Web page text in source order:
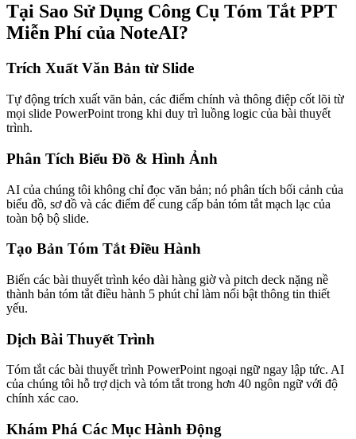
Tại Sao Sử Dụng Công Cụ Tóm Tắt PPT
Miễn Phí của NoteAI?
Trích Xuất Văn Bản từ Slide
Tự động trích xuất văn bản, các điểm chính và thông điệp cốt lõi từ
mọi slide PowerPoint trong khi duy trì luồng logic của bài thuyết
trình.
Phân Tích Biểu Đồ & Hình Ảnh
AI của chúng tôi không chỉ đọc văn bản; nó phân tích bối cảnh của
biểu đồ, sơ đồ và các điểm để cung cấp bản tóm tắt mạch lạc của
toàn bộ bộ slide.
Tạo Bản Tóm Tắt Điều Hành
Biến các bài thuyết trình kéo dài hàng giờ và pitch deck nặng nề
thành bản tóm tắt điều hành 5 phút chỉ làm nổi bật thông tin thiết
yếu.
Dịch Bài Thuyết Trình
Tóm tắt các bài thuyết trình PowerPoint ngoại ngữ ngay lập tức. AI
của chúng tôi hỗ trợ dịch và tóm tắt trong hơn 40 ngôn ngữ với độ
chính xác cao.
Khám Phá Các Mục Hành Động